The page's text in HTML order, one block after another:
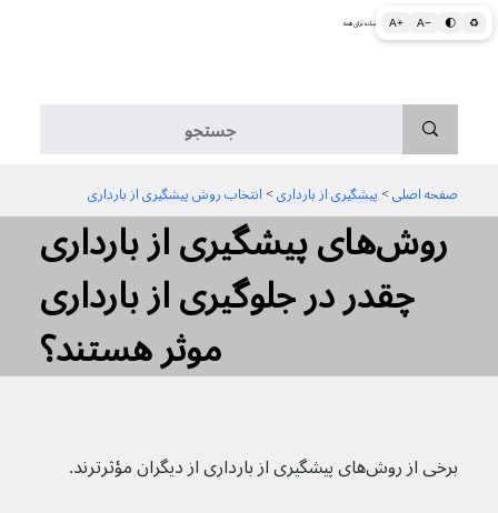
A+ A− 🌓 ♻ اطلاعات پزشکی و بهداشتی به زبان ساده برای همه
صفحه اصلی > پیشگیری از بارداری > انتخاب روش پیشگیری از بارداری
روش‌های پیشگیری از بارداری
چقدر در جلوگیری از بارداری
موثر هستند؟
برخی از روش‌های پیشگیری از بارداری از دیگران مؤثرترند.